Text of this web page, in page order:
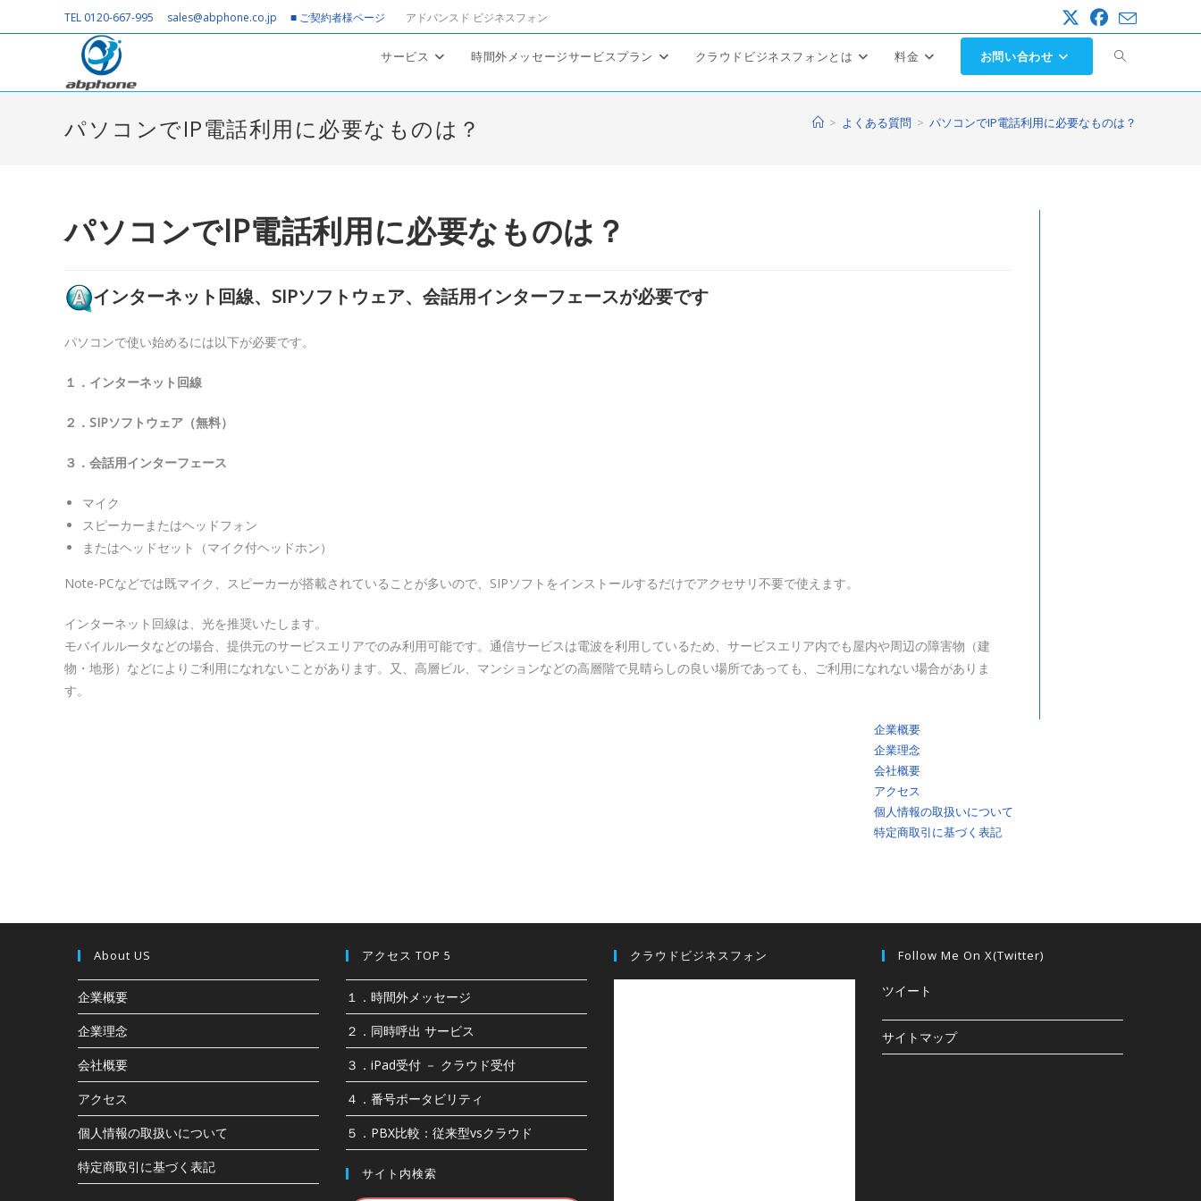
ン
TEL 0120-667-995 sales@abphone.co.jp ■ ご契約者様ページ アドバンスド ビジネスフォン
サービス 時間外メッセージサービスプラン クラウドビジネスフォンとは 料金 お問い合わせ ウ
パソコンでIP電話利用に必要なものは？ > よくある質問 > パソコンでIP電話利用に必要なものは？
パソコンでIP電話利用に必要なものは？
インターネット回線、SIPソフトウェア、会話用インターフェースが必要です
パソコンで使い始めるには以下が必要です。
１．インターネット回線
２．SIPソフトウェア（無料）
３．会話用インターフェース
マイク
スピーカーまたはヘッドフォン
またはヘッドセット（マイク付ヘッドホン）
Note-PCなどでは既マイク、スピーカーが搭載されていることが多いので、SIPソフトをインストールするだけでアクセサリ不要で使えます。
インターネット回線は、光を推奨いたします。
モバイルルータなどの場合、提供元のサービスエリアでのみ利用可能です。通信サービスは電波を利用しているため、サービスエリア内でも屋内や周辺の障害物（建
物・地形）などによりご利用になれないことがあります。又、高層ビル、マンションなどの高層階で見晴らしの良い場所であっても、ご利用になれない場合がありま
す。
企業概要
企業理念
会社概要
アクセス
個人情報の取扱いについて
特定商取引に基づく表記
About US
企業概要
企業理念
会社概要
アクセス
個人情報の取扱いについて
特定商取引に基づく表記
アクセス TOP 5
１．時間外メッセージ
２．同時呼出 サービス
３．iPad受付 － クラウド受付
４．番号ポータビリティ
５．PBX比較：従来型vsクラウド
サイト内検索
クラウドビジネスフォン Follow Me On X(Twitter)
ツイート
サイトマップ